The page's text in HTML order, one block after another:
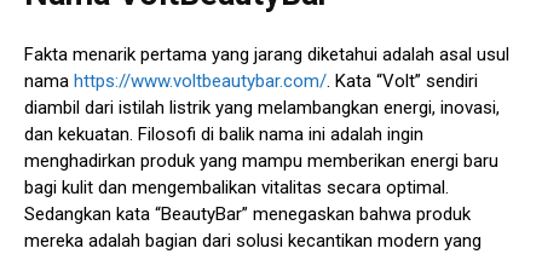
Fakta menarik pertama yang jarang diketahui adalah asal usul
nama https://www.voltbeautybar.com/ . Kata “Volt” sendiri
diambil dari istilah listrik yang melambangkan energi, inovasi,
dan kekuatan. Filosofi di balik nama ini adalah ingin
menghadirkan produk yang mampu memberikan energi baru
bagi kulit dan mengembalikan vitalitas secara optimal.
Sedangkan kata “BeautyBar” menegaskan bahwa produk
mereka adalah bagian dari solusi kecantikan modern yang